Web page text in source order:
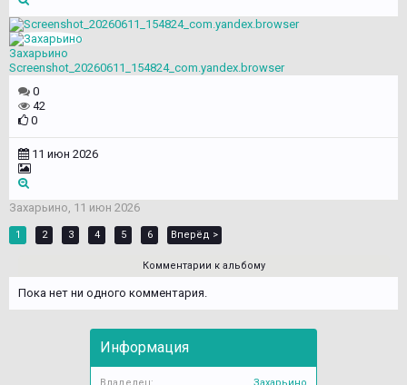
Захарьино
Screenshot_20260611_154824_com.yandex.browser
0
42
0
11 июн 2026
Захарьино, 11 июн 2026
1 2 3 4 5 6 Вперёд >
Комментарии к альбому
Пока нет ни одного комментария.
Информация